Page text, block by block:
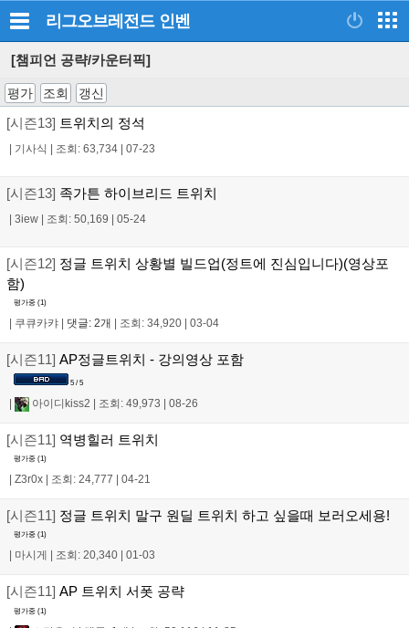
리그오브레전드 인벤
[챔피언 공략/카운터픽]
평가 조회 갱신
[시즌13] 트위치의 정석
기사식 조회: 63,734 07-23
[시즌13] 족가튼 하이브리드 트위치
3iew 조회: 50,169 05-24
[시즌12] 정글 트위치 상황별 빌드업(정트에 진심입니다)(영상포
함)
평가중 (1)
쿠큐카캬 댓글: 2개 조회: 34,920 03-04
[시즌11] AP정글트위치 - 강의영상 포함
5 / 5
| 아이디kiss2 | 조회: 49,973 | 08-26
[시즌11] 역병힐러 트위치
평가중 (1)
Z3r0x 조회: 24,777 04-21
[시즌11] 정글 트위치 말구 원딜 트위치 하고 싶을때 보러오세용!
평가중 (1)
마시게 조회: 20,340 01-03
[시즌11] AP 트위치 서폿 공략
평가중 (1)